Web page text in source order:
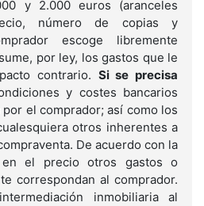
y 2.000 euros (aranceles
número de copias y
escoge libremente
por ley, los gastos que le
contrario. Si se precisa
y costes bancarios
el comprador; así como los
otros inherentes a
De acuerdo con la
el precio otros gastos o
correspondan al comprador.
inmobiliaria al